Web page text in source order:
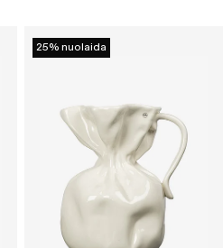
25% nuolaida